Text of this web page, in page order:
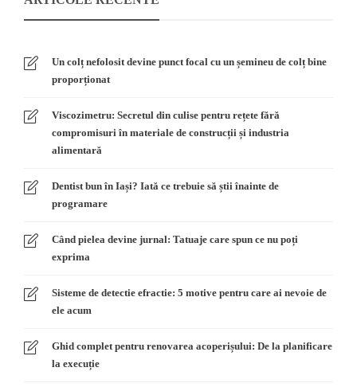
Un colț nefolosit devine punct focal cu un șemineu de colț bine
proporționat
Viscozimetru: Secretul din culise pentru rețete fără
compromisuri în materiale de construcții și industria
alimentară
Dentist bun în Iași? Iată ce trebuie să știi înainte de
programare
Când pielea devine jurnal: Tatuaje care spun ce nu poți
exprima
Sisteme de detectie efractie: 5 motive pentru care ai nevoie de
ele acum
Ghid complet pentru renovarea acoperișului: De la planificare
la execuție